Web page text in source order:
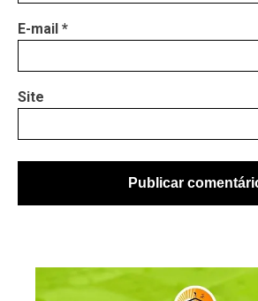
E-mail *
Site